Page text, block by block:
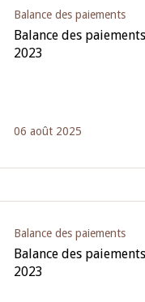
Balance des paiements
Balance des
2023
06 août 2025
Balance des paiements
Balance des
2023